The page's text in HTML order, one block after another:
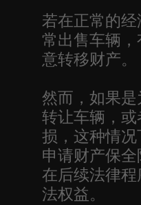
若在正常的
常出售车辆
意转移财产。
然而，如果
转让车辆，
损，这种情
申请财产保
在后续法律
法权益。